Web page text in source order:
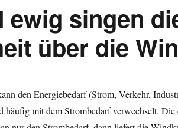
singen
über die
den Energiebedarf (Strom, Verkehr,
häufig mit dem Strombedarf verwechselt.